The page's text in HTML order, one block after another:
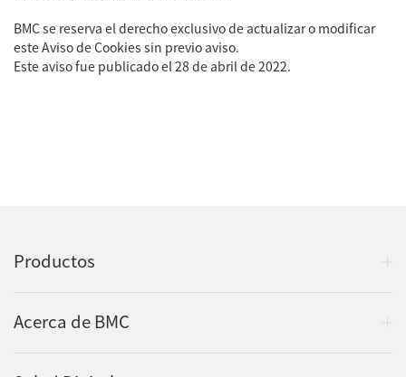
BMC se reserva el derecho exclusivo de actualizar o modificar
este Aviso de Cookies sin previo aviso.
Este aviso fue publicado el 28 de abril de 2022.
Productos
Acerca de BMC